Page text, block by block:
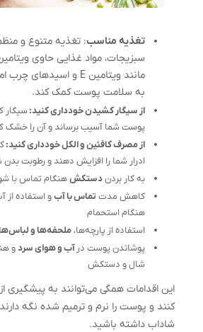
تغذیه مناسب: تغذیه متنوع و
سبزیجات، مواد غذایی حاوی
به سلامت پوست کمک کند.
از سیگار کشیدن خودداری کنید: سیگار
پوست شما آسیب برساند و آن را خشک
از مصرف کافئین و الکل خودداری کنید:
ادرار شما را افزایش دهند و رطوبت بدن
به کار بردندستکشهنگام تماس با
کاهش مدتتماس با آبو استفاده از
هنگام استحمام
استفاده از پارچه‌ها،ملحفه‌ها و
پوشاندن پوست در آب و هوای سرد و
شال و دستکش
این اقدامات همگی می‌توانند به
کنند و پوست را نرم و ترمیم شده نگه
شاداب داشته باشید.